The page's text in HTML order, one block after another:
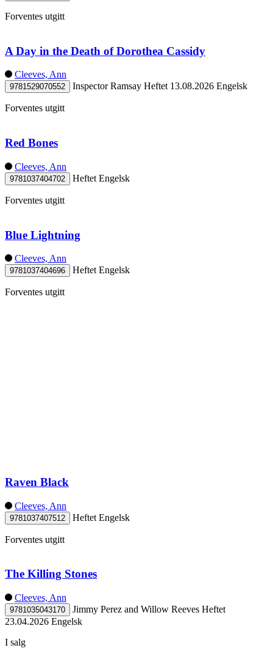
Forventes utgitt
A Day in the Death of Dorothea Cassidy
Cleeves, Ann
9781529070552 Inspector Ramsay Heftet 13.08.2026 Engelsk
Forventes utgitt
Red Bones
Cleeves, Ann
9781037404702 Heftet Engelsk
Forventes utgitt
Blue Lightning
Cleeves, Ann
9781037404696 Heftet Engelsk
Forventes utgitt
Raven Black
Cleeves, Ann
9781037407512 Heftet Engelsk
Forventes utgitt
The Killing Stones
Cleeves, Ann
9781035043170 Jimmy Perez and Willow Reeves Heftet
23.04.2026 Engelsk
I salg